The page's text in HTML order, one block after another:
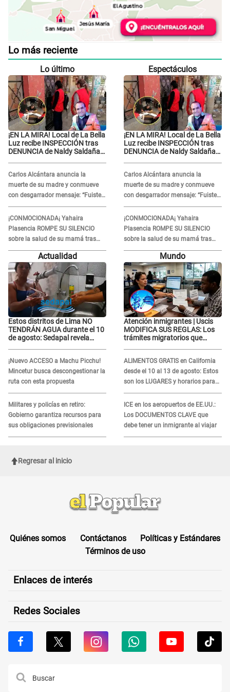
Lo más reciente
Lo último
¡EN LA MIRA! Local de La Bella
Luz recibe INSPECCIÓN tras
DENUNCIA de Naldy Saldaña
Carlos Alcántara anuncia la
muerte de su madre y conmueve
con desgarrador mensaje: “Fuiste
una gran mujer”
¡CONMOCIONADA¡ Yahaira
Plasencia ROMPE SU SILENCIO
sobre la salud de su mamá tras
APARECER en centro oncológico:
“La oración tiene poder”
Espectáculos
¡EN LA MIRA! Local de La Bella
Luz recibe INSPECCIÓN tras
DENUNCIA de Naldy Saldaña
Carlos Alcántara anuncia la
muerte de su madre y conmueve
con desgarrador mensaje: “Fuiste
una gran mujer”
¡CONMOCIONADA¡ Yahaira
Plasencia ROMPE SU SILENCIO
sobre la salud de su mamá tras
APARECER en centro oncológico:
“La oración tiene poder”
Actualidad
Estos distritos de Lima NO
TENDRÁN AGUA durante el 10
de agosto: Sedapal revela
¡Nuevo ACCESO a Machu Picchu!
Mincetur busca descongestionar la
ruta con esta propuesta
Militares y policías en retiro:
Gobierno garantiza recursos para
sus obligaciones previsionales
Mundo
Atención inmigrantes | Uscis
MODIFICA SUS REGLAS: Los
trámites migratorios que
ALIMENTOS GRATIS en California
desde el 10 al 13 de agosto: Estos
son los LUGARES y horarios para
recibir la ayuda
ICE en los aeropuertos de EE.UU.:
Los DOCUMENTOS CLAVE que
debe tener un inmigrante al viajar
Regresar al inicio
Quiénes somos Contáctanos
Políticas y Estándares
Términos de uso
Enlaces de interés
Redes Sociales